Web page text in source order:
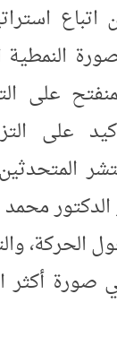
النمطية
على
على
الحركة،
أكثر